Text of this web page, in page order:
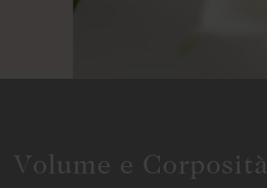
Volume e Corposità